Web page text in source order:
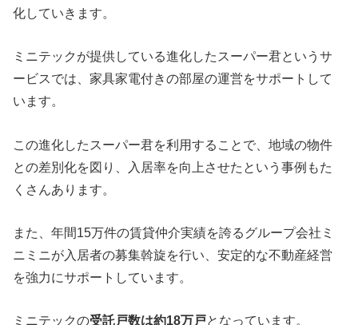
化していきます。
ミニテックが提供している進化したスーパー君というサ
ービスでは、家具家電付きの部屋の運営をサポートして
います。
この進化したスーパー君を利用することで、地域の物件
との差別化を図り、入居率を向上させたという事例もた
くさんあります。
また、年間15万件の賃貸仲介実績を誇るグループ会社ミ
ニミニが入居者の募集斡旋を行い、安定的な不動産経営
を強力にサポートしています。
ミニテックの受託戸数は約18万戸となっています。